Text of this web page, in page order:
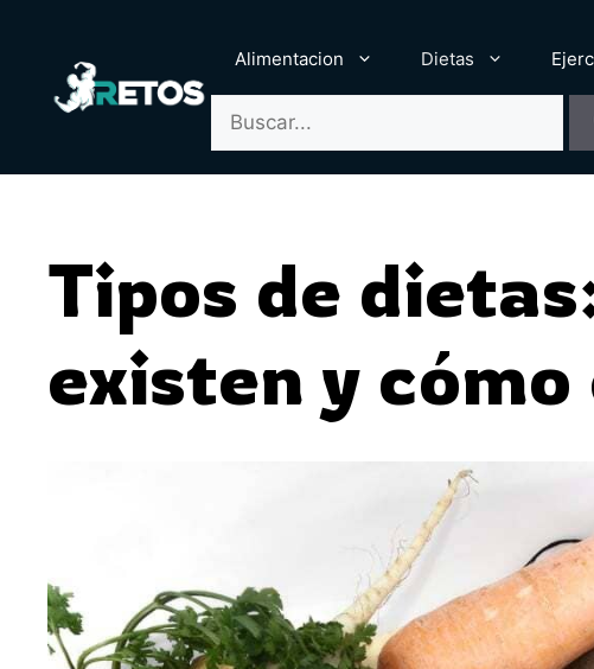
contenido
Alimentacion Dietas
Buscar:
Tipos de
existen y